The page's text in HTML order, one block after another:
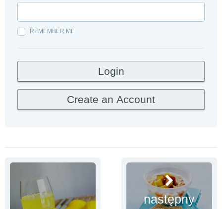
REMEMBER ME
następny